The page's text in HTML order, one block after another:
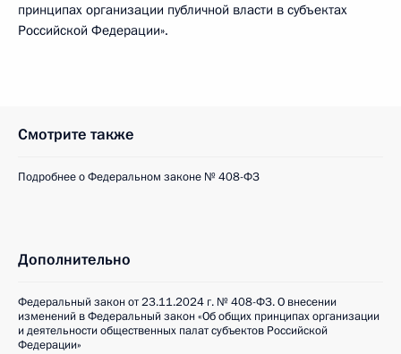
принципах организации публичной власти в субъектах
Российской Федерации».
Смотрите также
Подробнее о Федеральном законе № 408-ФЗ
Дополнительно
Федеральный закон от 23.11.2024 г. № 408-ФЗ. О внесении
изменений в Федеральный закон «Об общих принципах организации
и деятельности общественных палат субъектов Российской
Федерации»